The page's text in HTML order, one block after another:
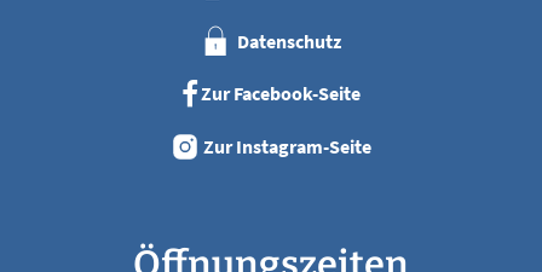
Datenschutz
Zur Facebook-Seite
Zur Instagram-Seite